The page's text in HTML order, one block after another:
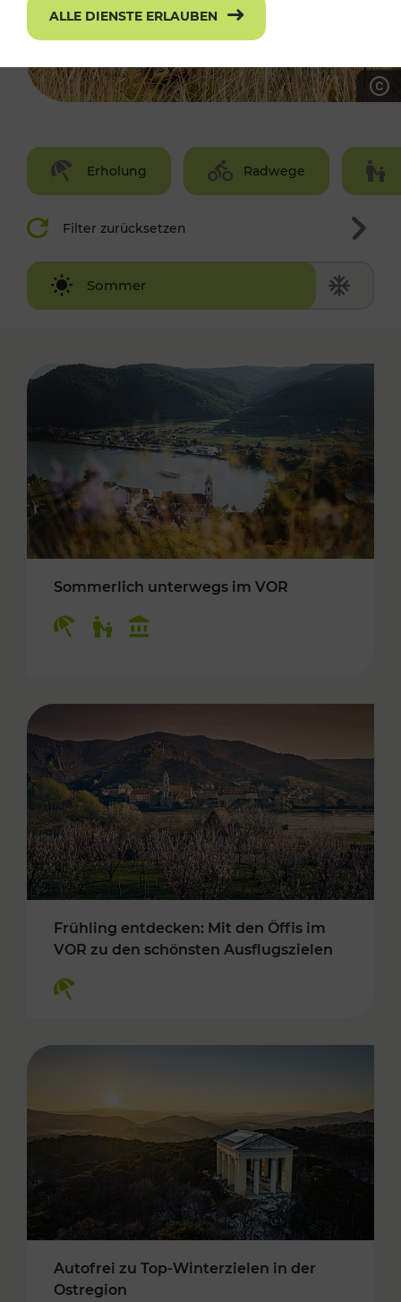
Erholung Radwege
Filter zurücksetzen
Sommer
Winter
Sommerlich unterwegs im VOR
Frühling entdecken: Mit den Öffis im
VOR zu den schönsten Ausflugszielen
Autofrei zu Top-Winterzielen in der
Ostregion
ALLE DIENSTE ERLAUBEN